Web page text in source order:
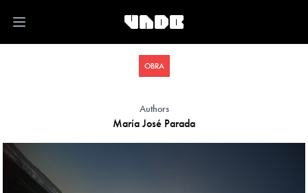
Open main menu
OBRA
Authors
María José Parada